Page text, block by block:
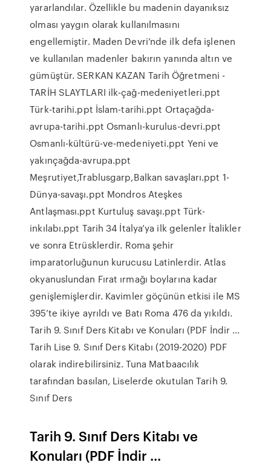
yararlandılar. Özellikle bu madenin dayanıksız
olması yaygın olarak kullanılmasını
engellemiştir. Maden Devri’nde ilk defa işlenen
ve kullanılan madenler bakırın yanında altın ve
gümüştür. SERKAN KAZAN Tarih Öğretmeni -
TARİH SLAYTLARI ilk-çağ-medeniyetleri.ppt
Türk-tarihi.ppt İslam-tarihi.ppt Ortaçağda-
avrupa-tarihi.ppt Osmanlı-kurulus-devri.ppt
Osmanlı-kültürü-ve-medeniyeti.ppt Yeni ve
yakınçağda-avrupa.ppt
Meşrutiyet,Trablusgarp,Balkan savaşları.ppt 1-
Dünya-savaşı.ppt Mondros Ateşkes
Antlaşması.ppt Kurtuluş savaşı.ppt Türk-
inkılabı.ppt Tarih 34 İtalya’ya ilk gelenler İtalikler
ve sonra Etrüsklerdir. Roma şehir
imparatorluğunun kurucusu Latinlerdir. Atlas
okyanuslundan Fırat ırmağı boylarına kadar
genişlemişlerdir. Kavimler göçünün etkisi ile MS
395’te ikiye ayrıldı ve Batı Roma 476 da yıkıldı.
Tarih 9. Sınıf Ders Kitabı ve Konuları (PDF İndir ...
Tarih Lise 9. Sınıf Ders Kitabı (2019-2020) PDF
olarak indirebilirsiniz. Tuna Matbaacılık
tarafından basılan, Liselerde okutulan Tarih 9.
Sınıf Ders
Tarih 9. Sınıf Ders Kitabı ve
Konuları (PDF İndir ...